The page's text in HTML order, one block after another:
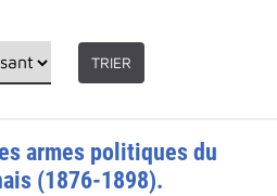
TRIER
armes politiques du
(1876-1898).